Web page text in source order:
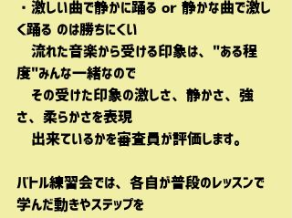
・激しい曲で静かに踊る or 静かな曲で激し
く踊る のは勝ちにくい
流れた音楽から受ける印象は、"ある程
度"みんな一緒なので
その受けた印象の激しさ、静かさ、強
さ、柔らかさを表現
出来ているかを審査員が評価します。
バトル練習会では、各自が普段のレッスンで
学んだ動きやステップを